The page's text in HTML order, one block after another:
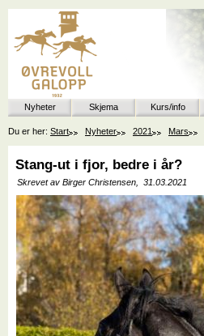
Nyheter Skjema Kurs/info
Du er her: Start Nyheter 2021 Mars
Stang-ut i fjor, bedre i år?
Skrevet av Birger Christensen, 31.03.2021